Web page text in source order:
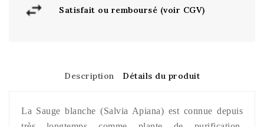
Satisfait ou remboursé (voir CGV)
Description Détails du produit
La Sauge blanche (Salvia Apiana) est connue depuis